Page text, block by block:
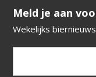
​​​​​​​Meld je aan
Wekelijks